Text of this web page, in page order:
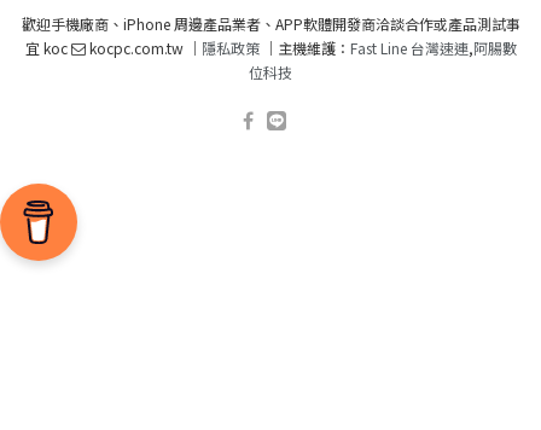
歡迎手機廠商、iPhone 周邊產品業者、APP軟體開發商洽談合作或產品測試事
宜 koc
kocpc.com.tw ｜ 隱私政策｜主機維護： Fast Line 台灣速連,阿腸數
位科技